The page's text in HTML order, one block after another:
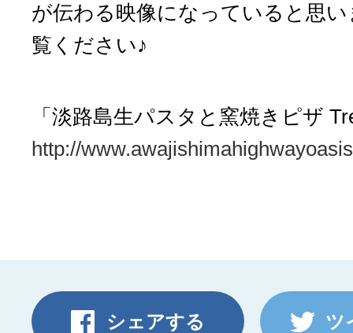
が伝わる映像になっていると思
覧ください♪
「淡路島生パスタと窯焼きピザ
http://
シェアする ツ